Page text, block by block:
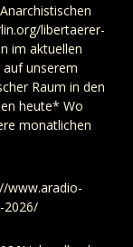
libertaerer-
im aktuellen
unserem
Raum in den
heute* Wo
monatlichen
www.aradio-
2026/